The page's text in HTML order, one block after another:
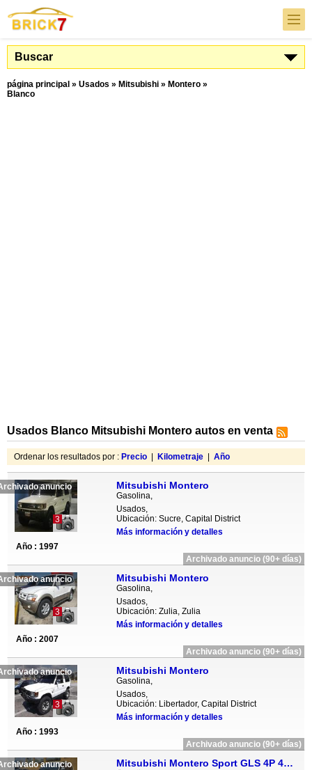
Buscar
página principal » Usados » Mitsubishi » Montero »
Blanco
Usados Blanco Mitsubishi Montero autos en venta
Ordenar los resultados por : Precio Kilometraje Año
anuncio
3
Mitsubishi Montero
Gasolina,
Usados,
Ubicación: Sucre, Capital District
Más información y detalles
Año : 1997
Archivado anuncio (90+ días)
anuncio
3
Mitsubishi Montero
Gasolina,
Usados,
Ubicación: Zulia, Zulia
Más información y detalles
Año : 2007
Archivado anuncio (90+ días)
anuncio
3
Mitsubishi Montero
Gasolina,
Usados,
Ubicación: Libertador, Capital District
Más información y detalles
Año : 1993
Archivado anuncio (90+ días)
anuncio Mitsubishi Montero Sport GLS 4P 4x4 - Automatico